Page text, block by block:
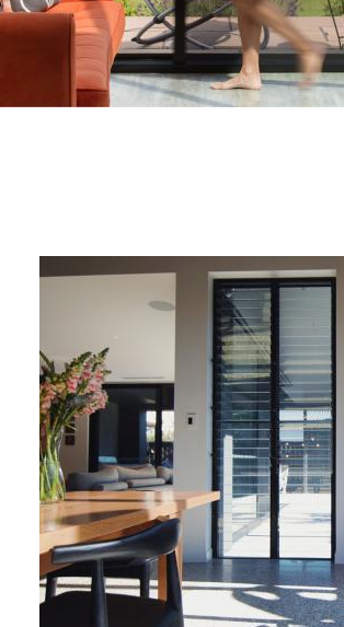
dans les champs du formulaire ci-dessus
proche ou à un employé responsable de
à toutes les directives relatives à la